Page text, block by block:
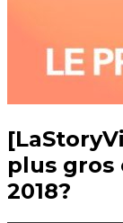
plus gros
2018?